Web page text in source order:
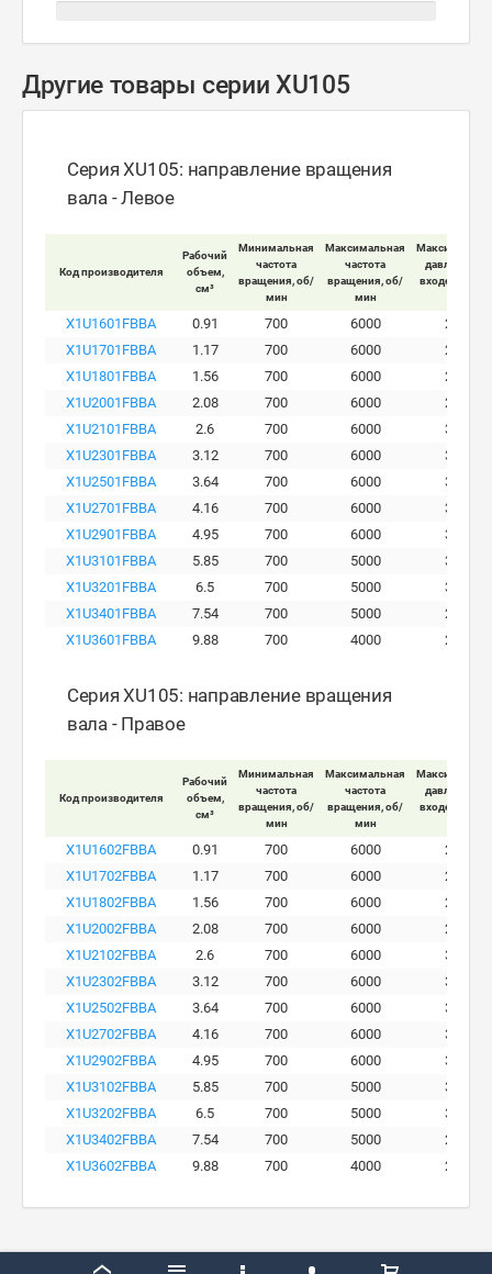
Другие товары серии XU105
Серия XU105: направление вращения
вала - Левое
Код производителя
Рабочий
объем,
см³
Минимальная
частота
вращения, об/
мин
Максимальная
частота
вращения, об/
мин
давление на
входе
X1U1601FBBA 0.91 700 6000
280
X1U1701FBBA
1.17 700 6000
290
X1U1801FBBA
1.56 700 6000
290
X1U2001FBBA
2.08 700 6000
290
X1U2101FBBA
2.6 700 6000
300
X1U2301FBBA
3.12 700 6000
300
X1U2501FBBA
3.64 700 6000
300
X1U2701FBBA
4.16 700 6000
300
X1U2901FBBA
4.95 700 6000
300
X1U3101FBBA
5.85 700 5000
300
X1U3201FBBA
6.5 700 5000
300
X1U3401FBBA
7.54 700 5000
260
X1U3601FBBA
9.88 700 4000 230
Серия XU105: направление вращения
вала - Правое
Код производителя
Рабочий
объем,
см³
Минимальная
частота
вращения, об/
мин
Максимальная
частота
вращения, об/
мин
давление на
входе
X1U1602FBBA 0.91 700 6000
280
X1U1702FBBA
1.17 700 6000
290
X1U1802FBBA
1.56 700 6000
290
X1U2002FBBA
2.08 700 6000
290
X1U2102FBBA
2.6 700 6000
300
X1U2302FBBA
3.12 700 6000
300
X1U2502FBBA
3.64 700 6000
300
X1U2702FBBA
4.16 700 6000
300
X1U2902FBBA
4.95 700 6000
300
X1U3102FBBA
5.85 700 5000
300
X1U3202FBBA
6.5 700 5000
300
X1U3402FBBA
7.54 700 5000
260
X1U3602FBBA
9.88 700 4000 230